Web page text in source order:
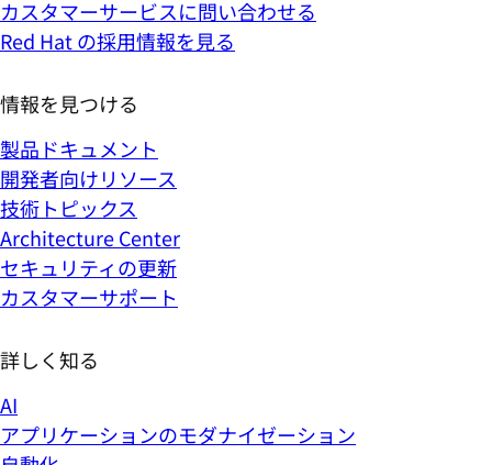
カスタマーサービスに問い合わせる
Red Hat の採用情報を見る
情報を見つける
製品ドキュメント
開発者向けリソース
技術トピックス
Architecture Center
セキュリティの更新
カスタマーサポート
詳しく知る
AI
アプリケーションのモダナイゼーション